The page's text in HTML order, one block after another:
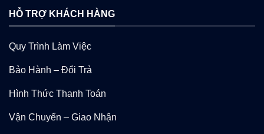
HỖ TRỢ KHÁCH HÀNG
Quy Trình Làm Việc
Bảo Hành – Đổi Trả
Hình Thức Thanh Toán
Vận Chuyển – Giao Nhận